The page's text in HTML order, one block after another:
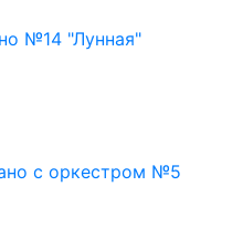
№14 "Лунная"
с оркестром №5